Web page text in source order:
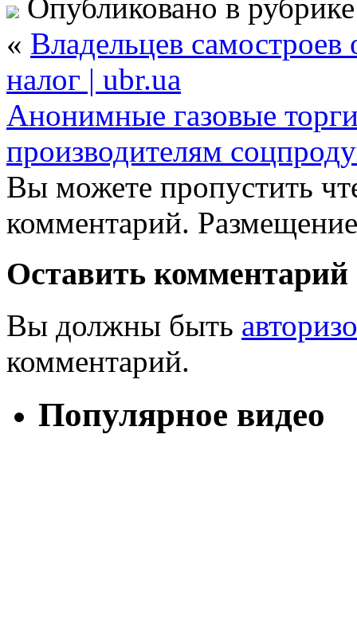
Опубликовано в
« Владельцев
налог | ubr.ua
Анонимные газовые
производителям
Вы можете пропустить
комментарий.
Оставить комментарий
Вы должны быть
комментарий.
Популярное видео